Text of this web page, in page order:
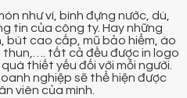
như ví, bình đựng nước, dù,
tin của công ty. Hay những
bút cao cấp, mũ bảo hiểm, áo
thun,…. tất cả đều được in logo
thiết yếu đối với mỗi người.
nghiệp sẽ thể hiện được
viên của mình.